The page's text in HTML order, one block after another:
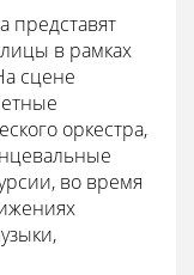
представят
в рамках
сцене
оркестра,
во время